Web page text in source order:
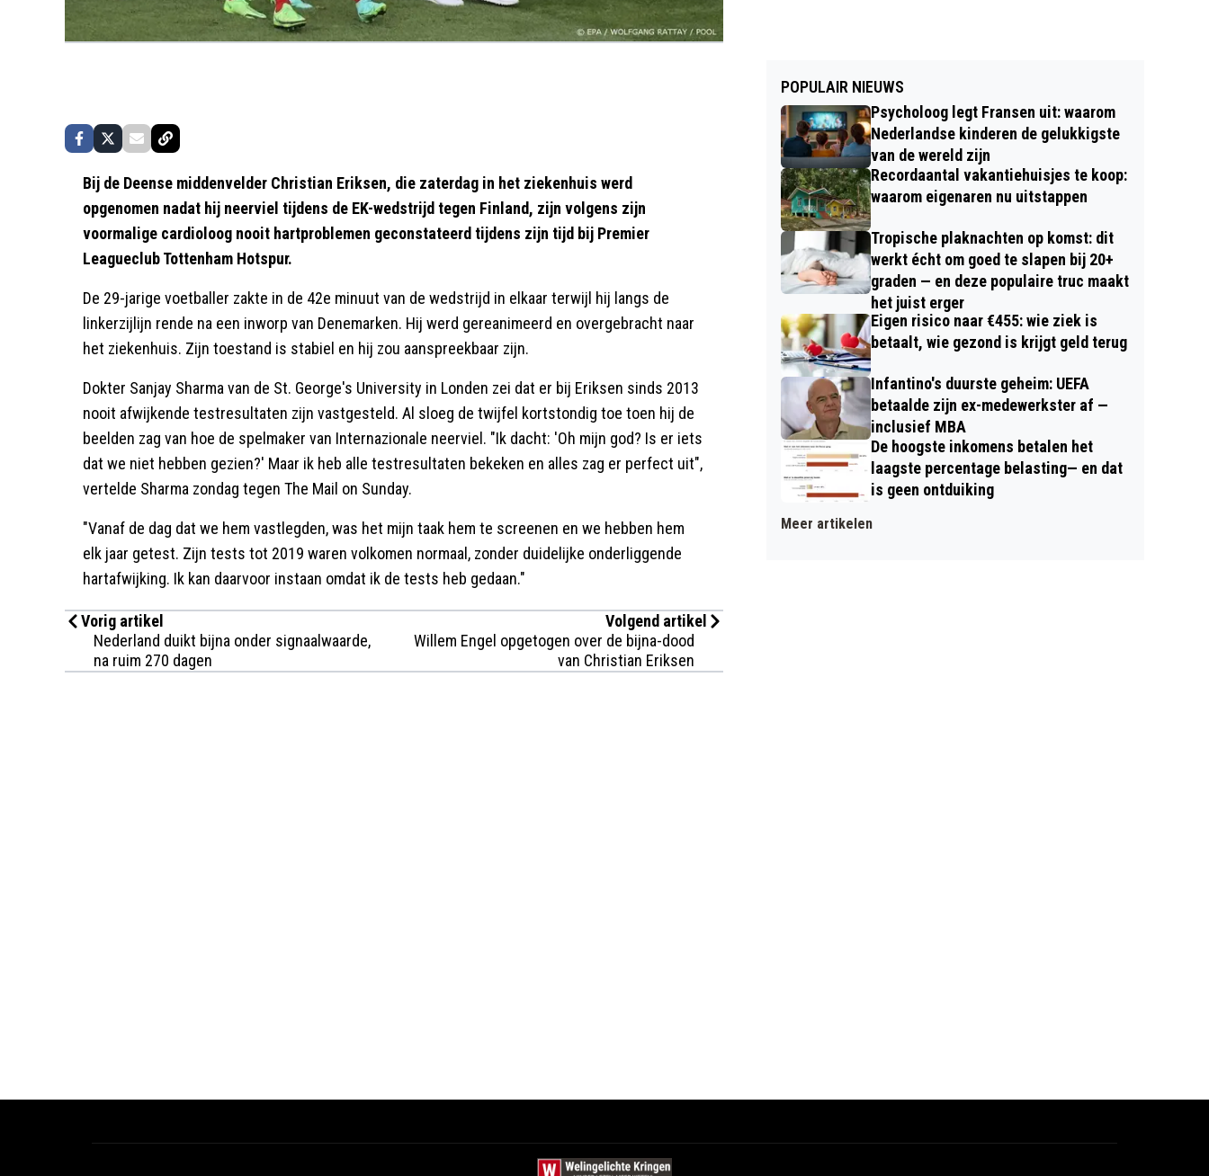
Bij de Deense middenvelder Christian Eriksen, die zaterdag in het ziekenhuis werd
opgenomen nadat hij neerviel tijdens de EK-wedstrijd tegen Finland, zijn volgens zijn
voormalige cardioloog nooit hartproblemen geconstateerd tijdens zijn tijd bij Premier
Leagueclub Tottenham Hotspur.
De 29-jarige voetballer zakte in de 42e minuut van de wedstrijd in elkaar terwijl hij langs de
linkerzijlijn rende na een inworp van Denemarken. Hij werd gereanimeerd en overgebracht naar
het ziekenhuis. Zijn toestand is stabiel en hij zou aanspreekbaar zijn.
Dokter Sanjay Sharma van de St. George's University in Londen zei dat er bij Eriksen sinds 2013
nooit afwijkende testresultaten zijn vastgesteld. Al sloeg de twijfel kortstondig toe toen hij de
beelden zag van hoe de spelmaker van Internazionale neerviel. "Ik dacht: 'Oh mijn god? Is er iets
dat we niet hebben gezien?' Maar ik heb alle testresultaten bekeken en alles zag er perfect uit",
vertelde Sharma zondag tegen The Mail on Sunday.
"Vanaf de dag dat we hem vastlegden, was het mijn taak hem te screenen en we hebben hem
elk jaar getest. Zijn tests tot 2019 waren volkomen normaal, zonder duidelijke onderliggende
hartafwijking. Ik kan daarvoor instaan ​​omdat ik de tests heb gedaan."
Vorig artikel
Nederland duikt bijna onder signaalwaarde,
na ruim 270 dagen
Volgend artikel
Willem Engel opgetogen over de bijna-dood
van Christian Eriksen
POPULAIR NIEUWS
Psycholoog legt Fransen uit: waarom
Nederlandse kinderen de gelukkigste
van de wereld zijn
Recordaantal vakantiehuisjes te koop:
waarom eigenaren nu uitstappen
Tropische plaknachten op komst: dit
werkt écht om goed te slapen bij 20+
graden — en deze populaire truc maakt
het juist erger
Eigen risico naar €455: wie ziek is
betaalt, wie gezond is krijgt geld terug
Infantino's duurste geheim: UEFA
betaalde zijn ex-medewerkster af —
inclusief MBA
De hoogste inkomens betalen het
laagste percentage belasting— en dat
is geen ontduiking
Meer artikelen